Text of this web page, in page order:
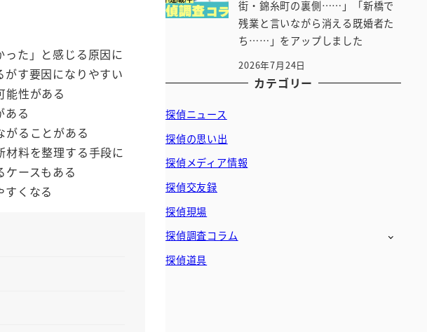
た」と感じる原因に
す要因になりやすい
能性がある
ある
がることがある
料を整理する手段に
ースもある
くなる
街・錦糸町の裏側……」「新橋で
残業と言いながら消える既婚者た
ち……」をアップしました
2026年7月24日
カテゴリー
探偵ニュース
探偵の思い出
探偵メディア情報
探偵交友録
探偵現場
探偵調査コラム
探偵道具